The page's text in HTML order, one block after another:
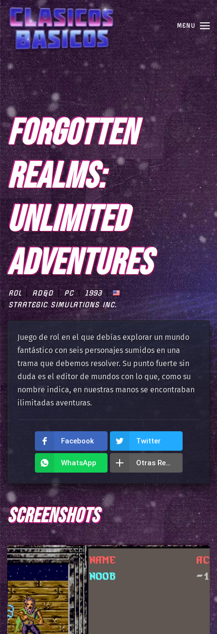
MENU
FORGOTTEN
REALMS:
UNLIMITED
ADVENTURES
ROL AD&D PC
1993
STRATEGIC SIMULATIONS INC.
Juego de rol en el que debías explorar un mundo
fantástico con seis personajes sumidos en una
trama que debemos resolver. Su punto fuerte sin
duda es el editor de mundos con lo que, como su
nombre indica, en nuestras manos se encontraban
ilimitadas aventuras.
Facebook Twitter
WhatsApp Otras Redes
SCREENSHOTS